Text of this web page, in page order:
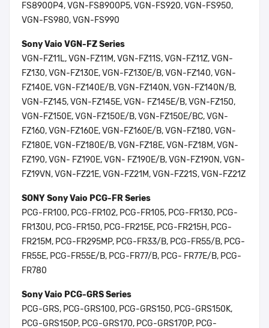
FS8900P4, VGN-FS8900P5, VGN-FS920, VGN-FS950,
VGN-FS980, VGN-FS990
Sony Vaio VGN-FZ Series
VGN-FZ11L, VGN-FZ11M, VGN-FZ11S, VGN-FZ11Z, VGN-
FZ130, VGN-FZ130E, VGN-FZ130E/B, VGN-FZ140, VGN-
FZ140E, VGN-FZ140E/B, VGN-FZ140N, VGN-FZ140N/B,
VGN-FZ145, VGN-FZ145E, VGN- FZ145E/B, VGN-FZ150,
VGN-FZ150E, VGN-FZ150E/B, VGN-FZ150E/BC, VGN-
FZ160, VGN-FZ160E, VGN-FZ160E/B, VGN-FZ180, VGN-
FZ180E, VGN-FZ180E/B, VGN-FZ18E, VGN-FZ18M, VGN-
FZ190, VGN- FZ190E, VGN- FZ190E/B, VGN-FZ190N, VGN-
FZ19VN, VGN-FZ21E, VGN-FZ21M, VGN-FZ21S, VGN-FZ21Z
SONY Sony Vaio PCG-FR Series
PCG-FR100, PCG-FR102, PCG-FR105, PCG-FR130, PCG-
FR130U, PCG-FR150, PCG-FR215E, PCG-FR215H, PCG-
FR215M, PCG-FR295MP, PCG-FR33/B, PCG-FR55/B, PCG-
FR55E, PCG-FR55E/B, PCG-FR77/B, PCG- FR77E/B, PCG-
FR780
Sony Vaio PCG-GRS Series
PCG-GRS, PCG-GRS100, PCG-GRS150, PCG-GRS150K,
PCG-GRS150P, PCG-GRS170, PCG-GRS170P, PCG-